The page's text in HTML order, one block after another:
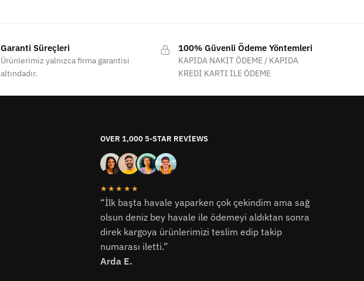
Garanti Süreçleri
Ürünlerimiz yalnızca firma garantisi
altındadır.
100% Güvenli Ödeme Yöntemleri
KAPIDA NAKİT ÖDEME / KAPIDA
KREDİ KARTI İLE ÖDEME
OVER 1,000 5-STAR REVIEWS
★★★★★
“İlk başta havale yaparken çok çekindim ama sağ
olsun deniz bey havale ile ödemeyi aldıktan sonra
direk kargoya ürünlerimizi teslim edip takip
numarası iletti.”
Arda E.